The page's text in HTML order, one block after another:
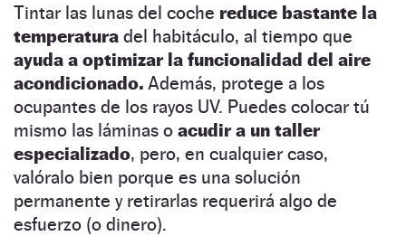
Tintar las lunas del coche reduce bastante la
temperatura del habitáculo, al tiempo que
ayuda a optimizar la funcionalidad del aire
acondicionado. Además, protege a los
ocupantes de los rayos UV. Puedes colocar tú
mismo las láminas o acudir a un taller
especializado, pero, en cualquier caso,
valóralo bien porque es una solución
permanente y retirarlas requerirá algo de
esfuerzo (o dinero).